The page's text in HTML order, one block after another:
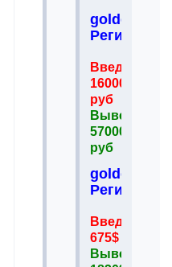
Введено
16000
руб
Вывел
57000
руб
Введено
675$
Вывел